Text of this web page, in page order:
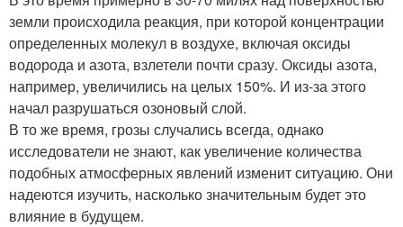
земли происходила реакция, при которой концентрации
определенных молекул в воздухе, включая оксиды
водорода и азота, взлетели почти сразу. Оксиды азота,
например, увеличились на целых 150%. И из-за этого
начал разрушаться озоновый слой.
В то же время, грозы случались всегда, однако
исследователи не знают, как увеличение количества
подобных атмосферных явлений изменит ситуацию. Они
надеются изучить, насколько значительным будет это
влияние в будущем.